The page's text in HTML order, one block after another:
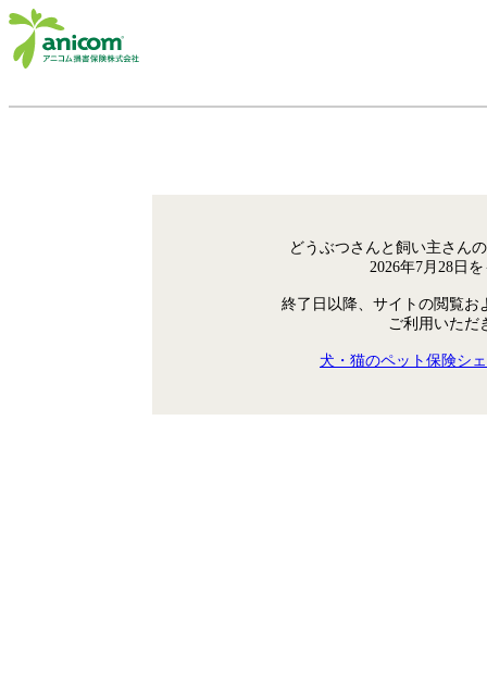
どうぶつさんと飼い主さん
2026年7月28日
終了日以降、サイトの閲覧お
ご利用いただ
犬・猫のペット保険シ